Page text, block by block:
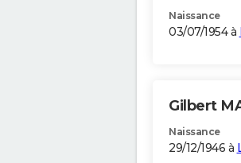
Naissance
03/07/1954 à
Gilbert
Naissance
29/12/1946 à